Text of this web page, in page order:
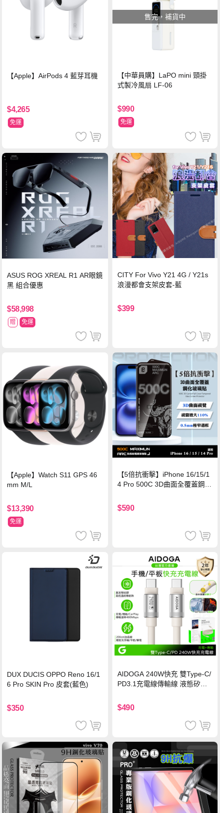
【Apple】AirPods 4 藍芽耳機
$4,265
免運
售完，補貨中
【中華員購】LaPO mini 頸掛
式製冷風扇 LF-06
$990
免運
ASUS ROG XREAL R1 AR眼鏡
黑 組合優惠
$58,998
贈 免運
CITY For Vivo Y21 4G / Y21s
浪漫都會支架皮套-藍
$399
【Apple】Watch S11 GPS 46
mm M/L
$13,390
免運
【5倍抗衝擊】iPhone 16/15/1
4 Pro 500C 3D曲面全覆蓋鋼化
保護貼
$590
DUX DUCIS OPPO Reno 16/1
6 Pro SKIN Pro 皮套(藍色)
$350
AIDOGA 240W快充 雙Type-C/
PD3.1充電線傳輸線 液態矽膠
機/平板/筆電
$490